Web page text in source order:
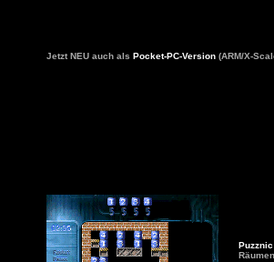
Jetzt NEU auch als Pocket-PC-Version (ARM/X-
Puzznic